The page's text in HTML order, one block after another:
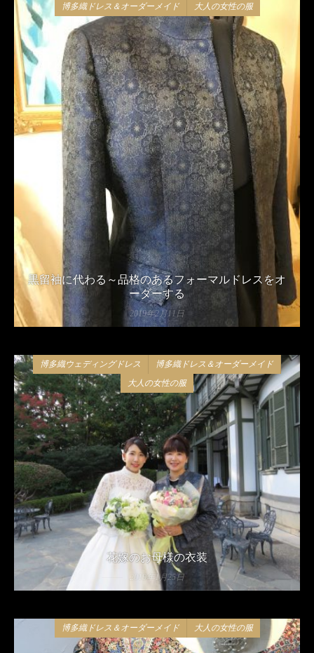
博多織ドレス＆オーダーメイド 大人の女性の服
黒留袖に代わる～品格のあるフォーマルドレスをオ
ーダーする
2019年2月11日
博多織ウェディングドレス
博多織ドレス＆オーダーメイド
大人の女性の服
花嫁のお母様の衣装
2019年1月25日
博多織ドレス＆オーダーメイド 大人の女性の服